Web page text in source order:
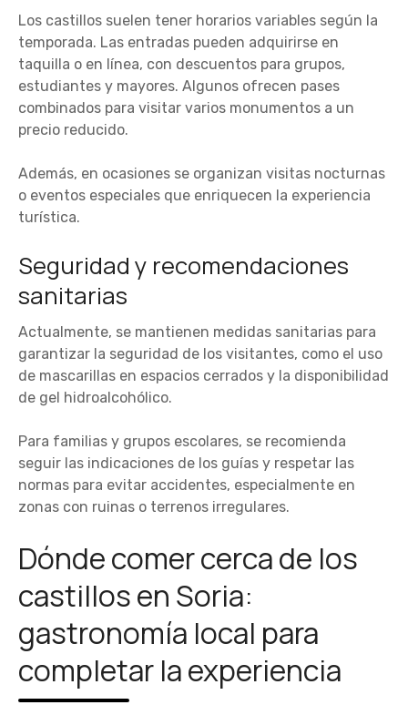
Los castillos suelen tener horarios variables según la
temporada. Las entradas pueden adquirirse en
taquilla o en línea, con descuentos para grupos,
estudiantes y mayores. Algunos ofrecen pases
combinados para visitar varios monumentos a un
precio reducido.
Además, en ocasiones se organizan visitas nocturnas
o eventos especiales que enriquecen la experiencia
turística.
Seguridad y recomendaciones
sanitarias
Actualmente, se mantienen medidas sanitarias para
garantizar la seguridad de los visitantes, como el uso
de mascarillas en espacios cerrados y la disponibilidad
de gel hidroalcohólico.
Para familias y grupos escolares, se recomienda
seguir las indicaciones de los guías y respetar las
normas para evitar accidentes, especialmente en
zonas con ruinas o terrenos irregulares.
Dónde comer cerca de los
castillos en Soria:
gastronomía local para
completar la experiencia